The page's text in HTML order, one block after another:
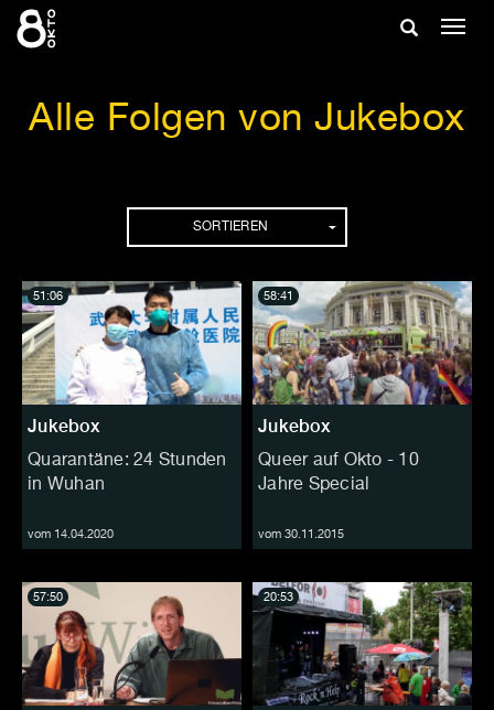
Zum
Inhalt
Suche
Alle Folgen von Jukebox
SORTIEREN
Jukebox
Quarantäne: 24 Stunden
in Wuhan
vom 14.04.2020
51:06
Jukebox
Queer auf Okto - 10
Jahre Special
vom 30.11.2015
58:41
57:50 20:53